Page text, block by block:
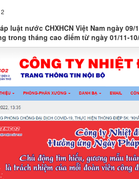
luật nước CHXHCN Việt Nam ngày
trong tháng cao điểm từ ngày 01/11-